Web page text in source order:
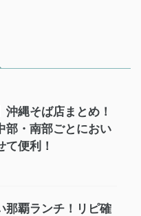
沖縄そば店まとめ！
部・南部ごとにおい
て便利！
那覇ランチ！リピ確